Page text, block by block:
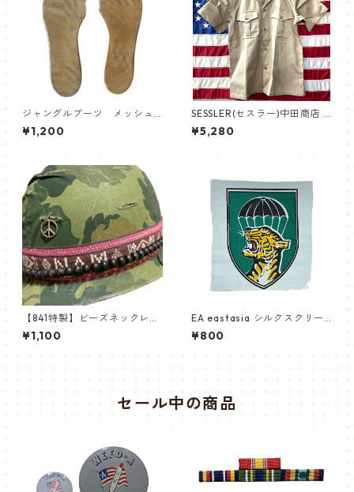
ジャングルブーツ メッシュ
インナーソール
¥1,200
SESSLER(セスラー)中田商店 C
HINO SHIRT チノクロス シャ
ツ 半袖 【中田商店】A-592 サ
¥5,280
【841特製】ビーズネックレス
一色ノーマル
¥1,100
EA eastasia シルクスクリー
ン印刷布パッチNAM戦 南ベト
ナム軍 INSIGNIA Mike Forc
¥800
セール中の商品